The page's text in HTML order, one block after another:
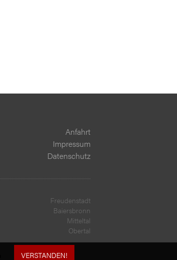
Anfahrt
Impressum
Datenschutz
Freudenstadt
Baiersbronn
Mitteltal
Obertal
VERSTANDEN!